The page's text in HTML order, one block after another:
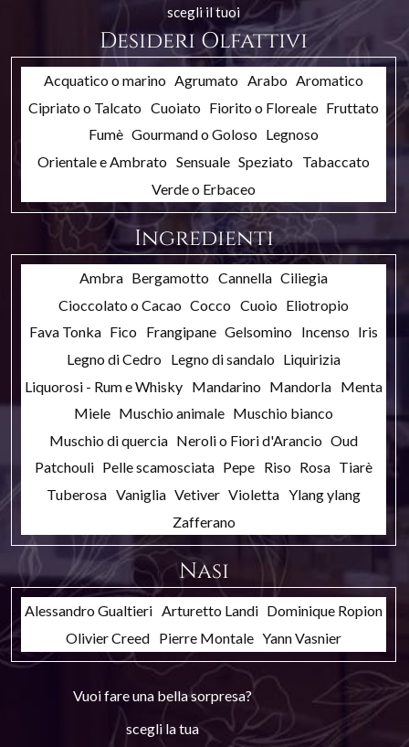
scegli il tuoi
Desideri Olfattivi
Acquatico o marino Agrumato Arabo Aromatico
Cipriato o Talcato Cuoiato Fiorito o Floreale Fruttato
Fumè Gourmand o Goloso Legnoso
Orientale e Ambrato Sensuale Speziato Tabaccato
Verde o Erbaceo
Ingredienti
Ambra Bergamotto Cannella Ciliegia
Cioccolato o Cacao Cocco Cuoio Eliotropio
Fava Tonka Fico Frangipane Gelsomino Incenso Iris
Legno di Cedro Legno di sandalo Liquirizia
Liquorosi - Rum e Whisky Mandarino Mandorla Menta
Miele Muschio animale Muschio bianco
Muschio di quercia Neroli o Fiori d'Arancio Oud
Patchouli Pelle scamosciata Pepe Riso Rosa Tiarè
Tuberosa Vaniglia Vetiver Violetta Ylang ylang
Zafferano
Nasi
Alessandro Gualtieri Arturetto Landi Dominique Ropion
Olivier Creed Pierre Montale Yann Vasnier
Vuoi fare una bella sorpresa?
scegli la tua